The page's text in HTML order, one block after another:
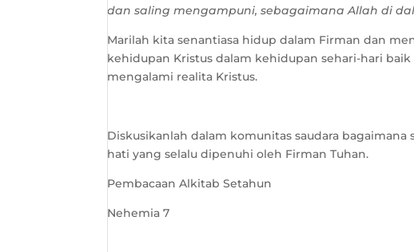
dan saling mengampuni, sebagaimana Allah di
Marilah kita senantiasa hidup dalam Firman dan
kehidupan Kristus dalam kehidupan sehari-hari
mengalami realita Kristus.
Diskusikanlah dalam komunitas saudara
hati yang selalu dipenuhi oleh Firman Tuhan.
Pembacaan Alkitab Setahun
Nehemia 7